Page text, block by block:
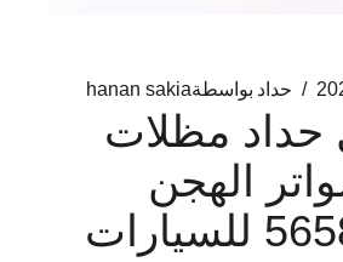
حداد بواسطةhanan sakia
حداد مظلات
الهجن